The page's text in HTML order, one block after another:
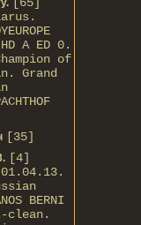
HD А ED 0.
of
Grand
[35]
[4]
01.04.13.
BERNI
clean.